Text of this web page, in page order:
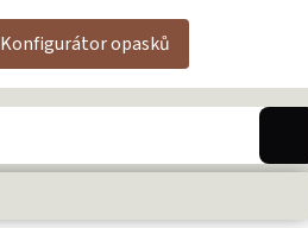
Konfigurátor opasků